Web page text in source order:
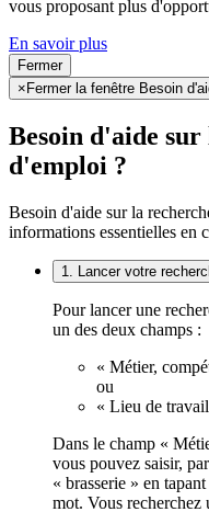
vous proposant plus
En savoir plus
Fermer
× Fermer la fenêtre Besoin
Besoin d'aide
d'emploi ?
Besoin d'aide sur la
informations essentielles en
1. Lancer votre
Pour lancer une
un des deux champs :
« Métier,
ou
« Lieu de
Dans le champ «
vous pouvez saisir,
« brasserie » en
mot. Vous recherchez